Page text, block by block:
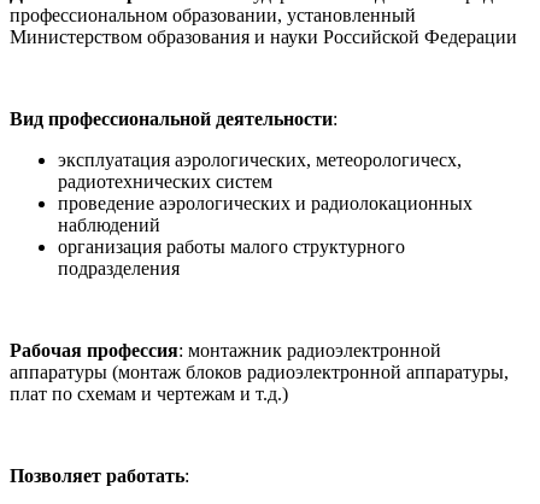
профессиональном образовании, установленный
Министерством образования и науки Российской Федерации
Вид профессиональной деятельности:
эксплуатация аэрологических, метеорологичесх,
радиотехнических систем
проведение аэрологических и радиолокационных
наблюдений
организация работы малого структурного
подразделения
Рабочая профессия: монтажник радиоэлектронной
аппаратуры (монтаж блоков радиоэлектронной аппаратуры,
плат по схемам и чертежам и т.д.)
Позволяет работать: